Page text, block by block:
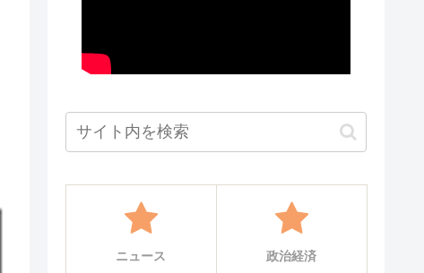
ニュース 政治経済